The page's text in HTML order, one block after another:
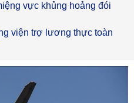
vực khủng hoảng đói
viện trợ lương thực toàn